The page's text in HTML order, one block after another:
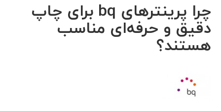
چرا پرینترهای bq برای چاپ
دقیق و حرفه‌ای مناسب
هستند؟